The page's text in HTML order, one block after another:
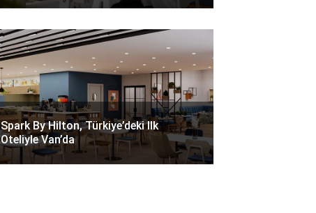
Spark By Hilton, Türkiye’deki Ilk
Oteliyle Van’da